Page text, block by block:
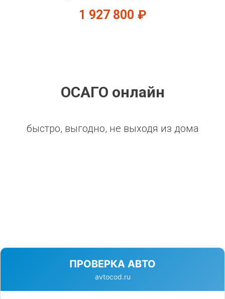
1 927 800 ₽
ОСАГО онлайн
быстро, выгодно, не выходя из дома
ПРОВЕРКА АВТО
avtocod.ru